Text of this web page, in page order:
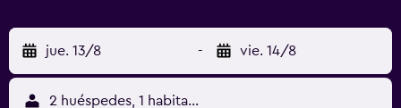
jue. 13/8 - vie. 14/8
2 huéspedes, 1 habitación